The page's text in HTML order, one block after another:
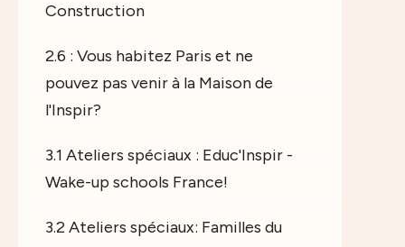
Construction
2.6 : Vous habitez Paris et ne
pouvez pas venir à la Maison de
l'Inspir?
3.1 Ateliers spéciaux : Educ'Inspir -
Wake-up schools France!
3.2 Ateliers spéciaux: Familles du